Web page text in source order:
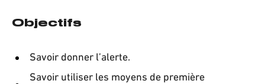
Objectifs
Savoir donner l’alerte.
Savoir utiliser les moyens de première